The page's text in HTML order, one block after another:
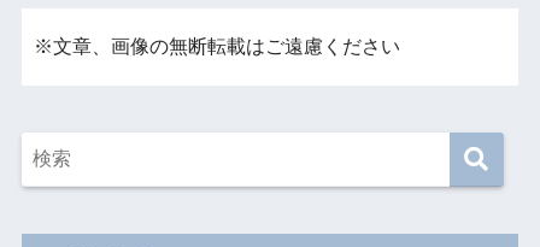
※文章、画像の無断転載はご遠慮ください